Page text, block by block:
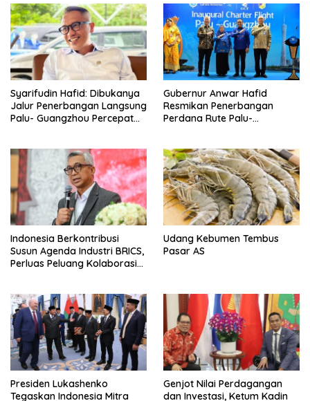
Syarifudin Hafid: Dibukanya
Jalur Penerbangan Langsung
Palu- Guangzhou Percepat
Gubernur Anwar Hafid
Resmikan Penerbangan
Perdana Rute Palu-
Indonesia Berkontribusi
Susun Agenda Industri BRICS,
Perluas Peluang Kolaborasi
Udang Kebumen Tembus
Pasar AS
Presiden Lukashenko
Tegaskan Indonesia Mitra
Genjot Nilai Perdagangan
dan Investasi, Ketum Kadin